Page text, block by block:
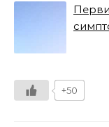
+50